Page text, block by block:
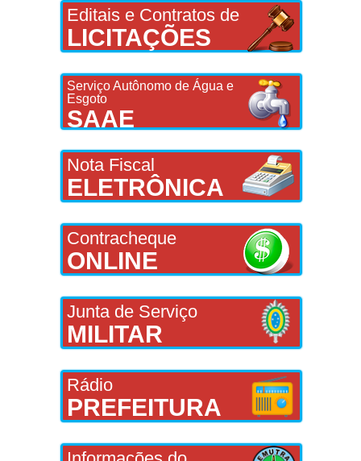
Editais e Contratos de
LICITAÇÕES
Serviço Autônomo de Água e
Esgoto
SAAE
Nota Fiscal
ELETRÔNICA
Contracheque
ONLINE
Junta de Serviço
MILITAR
Rádio
PREFEITURA